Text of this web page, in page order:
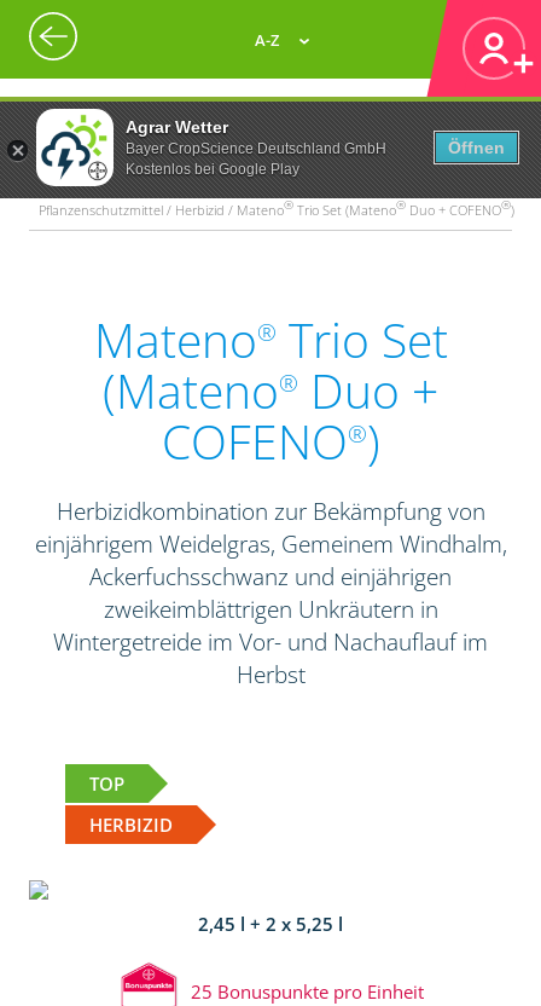
Agrar Wetter
Bayer CropScience Deutschland GmbH
Kostenlos bei Google Play
Öffnen
A-Z
Pflanzenschutzmittel / Herbizid / Mateno® Trio Set (Mateno® Duo + COFENO®)
Mateno® Trio Set
(Mateno® Duo +
COFENO®)
Herbizidkombination zur Bekämpfung von
einjährigem Weidelgras, Gemeinem Windhalm,
Ackerfuchsschwanz und einjährigen
zweikeimblättrigen Unkräutern in
Wintergetreide im Vor- und Nachauflauf im
Herbst
TOP
HERBIZID
2,45 l + 2 x 5,25 l
25 Bonuspunkte pro Einheit